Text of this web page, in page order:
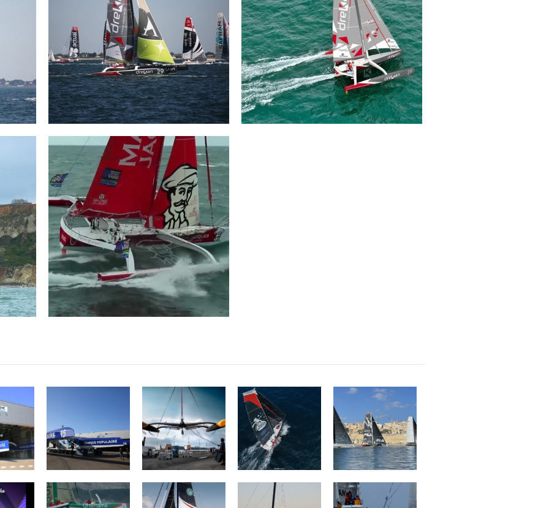
Groupama II
Wind of Trust –
Fondation pour
Sails Of Change ROYALE ATLANTIC